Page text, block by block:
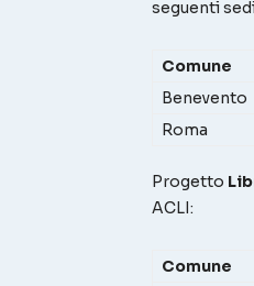
seguenti
Comune
Benevento
Roma
Progetto
ACLI:
Comune